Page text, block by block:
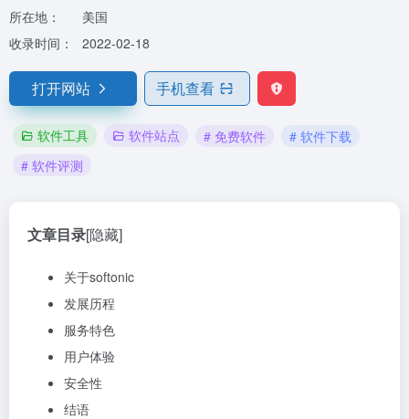
所在地：
美国
收录时间：
2022-02-18
打开网站 手机查看
软件工具 软件站点 # 免费软件
# 软件下载
# 软件评测
文章目录[隐藏]
关于softonic
发展历程
服务特色
用户体验
安全性
结语